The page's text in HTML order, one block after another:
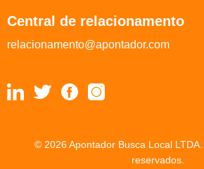
Central de relacionamento
relacionamento@apontador.com
© 2026 Apontador Busca Local
reservados.